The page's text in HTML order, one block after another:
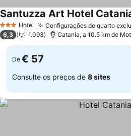
3 EstrelasHotel Configurações de quarto
Santuzza Art Hotel
6,3 1.093 Catania, a 10.5 km de
De € 57
Consulte os preços de 8 sites